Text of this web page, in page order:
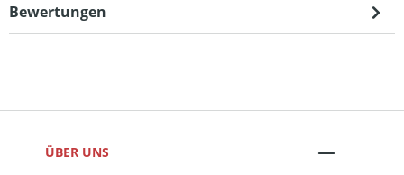
Bewertungen
ÜBER UNS